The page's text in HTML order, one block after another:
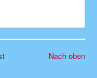
Nach oben